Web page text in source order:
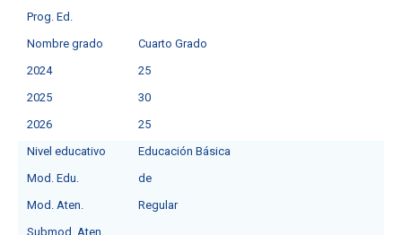
Prog. Ed.
Nombre grado
Cuarto Grado
2024
25
2025
30
2026
25
Nivel educativo
Educación Básica
Mod. Edu.
deㅤ
Mod. Aten.
Regular
Submod. Aten.